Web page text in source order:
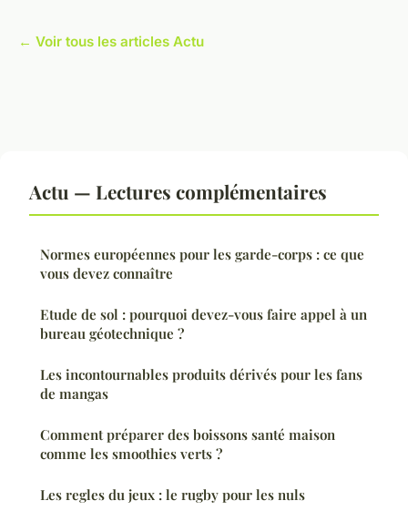
← Voir tous les articles Actu
Actu — Lectures complémentaires
Normes européennes pour les garde-corps : ce que
vous devez connaître
Etude de sol : pourquoi devez-vous faire appel à un
bureau géotechnique ?
Les incontournables produits dérivés pour les fans
de mangas
Comment préparer des boissons santé maison
comme les smoothies verts ?
Les regles du jeux : le rugby pour les nuls